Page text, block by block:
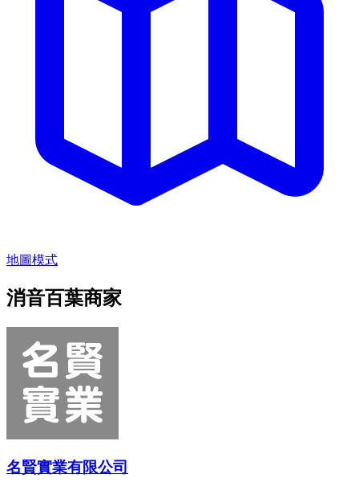
地圖模式
消音百葉商家
名賢實業有限公司